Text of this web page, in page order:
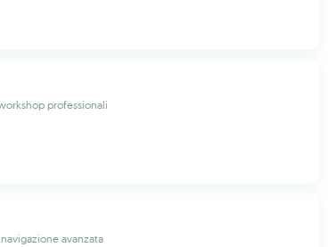
professionali
avanzata